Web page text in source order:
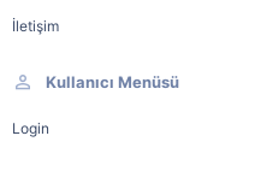
İletişim
Kullanıcı Menüsü
Login